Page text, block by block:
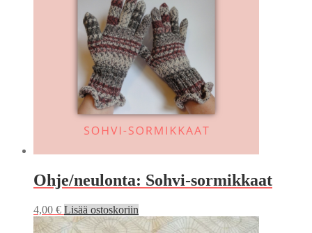
Ohje/neulonta: Sohvi-sormikkaat
4,00 € Lisää ostoskoriin